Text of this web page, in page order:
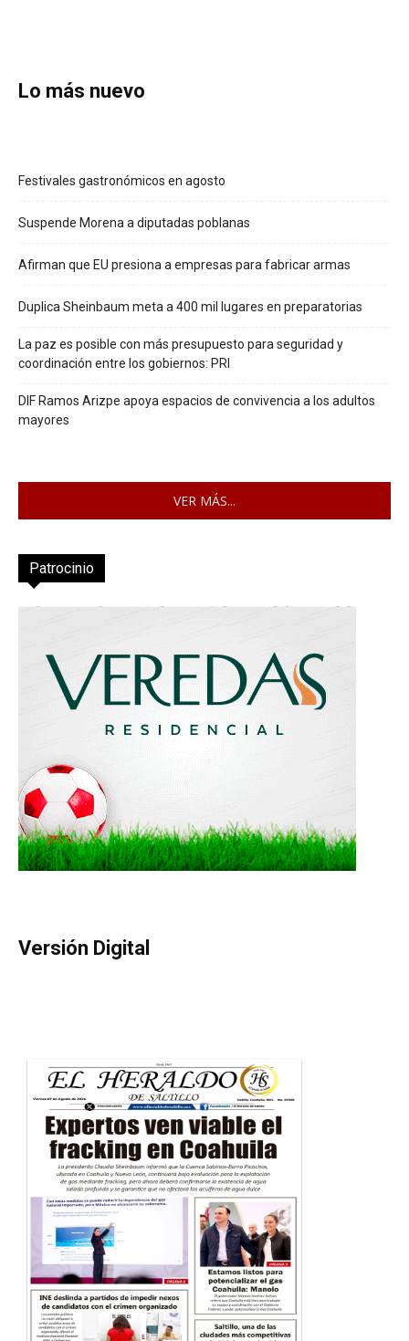
Lo más nuevo
Festivales gastronómicos en agosto
Suspende Morena a diputadas poblanas
Afirman que EU presiona a empresas para fabricar armas
Duplica Sheinbaum meta a 400 mil lugares en preparatorias
La paz es posible con más presupuesto para seguridad y
coordinación entre los gobiernos: PRI
DIF Ramos Arizpe apoya espacios de convivencia a los adultos
mayores
VER MÁS...
Patrocinio
Versión Digital